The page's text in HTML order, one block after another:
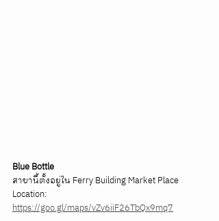
Blue Bottle
สาขานี้ตั้งอยู่ใน Ferry Building Market Place
Location:
https://goo.gl/maps/vZv6iiF26TbQx9mq7